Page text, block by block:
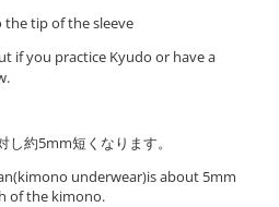
tip of the sleeve
if you practice Kyudo or have a
約5mm短くなります。
underwear)is about 5mm
of the kimono.